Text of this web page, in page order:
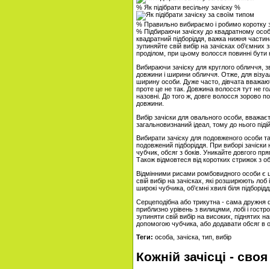
% Як підібрати весільну зачіску %
% Правильно вибираємо і робимо коротку
% Підбираючи зачіску до квадратному
квадратний підборіддя, важка нижня
зупиняйте свій вибір на зачісках
проділом, при цьому волосся повинні бути
Вибираючи зачіску для круглого обличчя,
довжини і ширини обличчя. Отже, для
ширину особи. Дуже часто, дівчата
проте це не так. Довжина волосся тут не
назовні. До того ж, довге волосся зорово
довжини.
Вибір зачіски для овального особи,
загальновизнаний ідеал, тому до нього
Вибирати зачіску для подовженого особи
подовжений підборіддя. При виборі
чубчик, обсяг з боків. Уникайте довгого
Також відмовтеся від коротких стрижок з
Відмінними рисами ромбовидного особи є
свій вибір на зачісках, які розширюють
широкі чубчика, об'ємні хвилі біля
Серцеподібна або трикутна - сама
приблизно урівень з вилицями, лобі і
зупиняти свій вибір на високих, піднятих
допомогою чубчика, або додавати обсяг в
Теги: особа, зачіска, тип, вибір
Кожній зачісці -